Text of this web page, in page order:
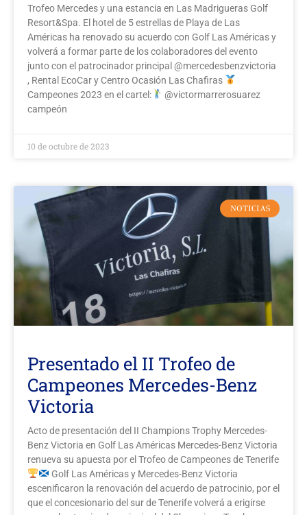
Trofeo Mercedes y una estancia en Las Madrigueras Golf
Resort&Spa. El hotel de 5 estrellas de Playa de Las
Américas ha renovado su acuerdo con Golf Las Américas y
volverá a formar parte de los colaboradores del evento
junto con el patrocinador principal @mercedesbenzvictoria
, Rental EcoCar y Centro Ocasión Las Chafiras
Campeones 2023 en el cartel:
@victormarrerosuarez
campeón
10 de octubre de 2023
NOTICIAS
Presentado el II Trofeo de
Campeones Mercedes-Benz
Victoria
Acto de presentación del II Champions Trophy Mercedes-
Benz Victoria en Golf Las Américas Mercedes-Benz Victoria
renueva su apuesta por el Trofeo de Campeones de Tenerife
Golf Las Américas y Mercedes-Benz Victoria
escenificaron la renovación del acuerdo de patrocinio, por el
que el concesionario del sur de Tenerife volverá a erigirse